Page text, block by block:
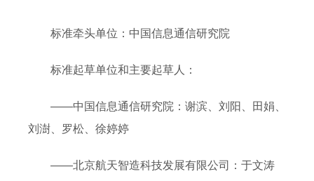
标准牵头单位：中国信息通信研究院
标准起草单位和主要起草人：
——中国信息通信研究院：谢滨、刘阳、田娟、
刘澍、罗松、徐婷婷
——北京航天智造科技发展有限公司：于文涛